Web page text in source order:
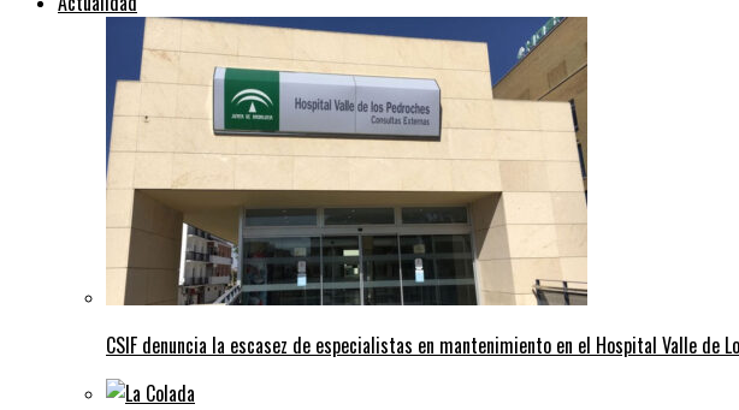
CSIF denuncia la escasez de especialistas en mantenimiento en el Hospital Valle de